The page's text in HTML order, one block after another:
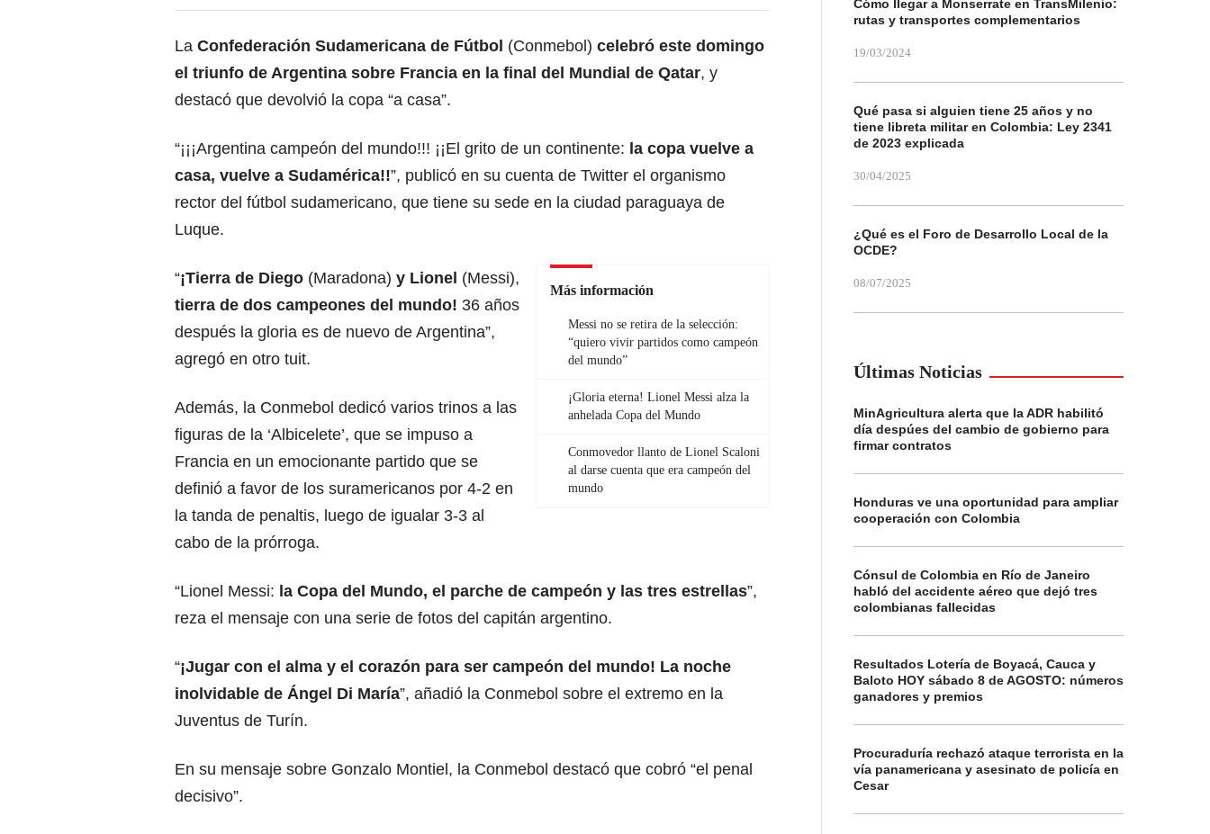
La Confederación Sudamericana de Fútbol (Conmebol) celebró este domingo
el triunfo de Argentina sobre Francia en la final del Mundial de Qatar, y
destacó que devolvió la copa “a casa”.
“¡¡¡Argentina campeón del mundo!!! ¡¡El grito de un continente: la copa vuelve a
casa, vuelve a Sudamérica!!”, publicó en su cuenta de Twitter el organismo
rector del fútbol sudamericano, que tiene su sede en la ciudad paraguaya de
Luque.
Más información
Messi no se retira de la selección:
“quiero vivir partidos como campeón
del mundo”
¡Gloria eterna! Lionel Messi alza la
anhelada Copa del Mundo
Conmovedor llanto de Lionel Scaloni
al darse cuenta que era campeón del
mundo
“¡Tierra de Diego (Maradona) y Lionel (Messi),
tierra de dos campeones del mundo! 36 años
después la gloria es de nuevo de Argentina”,
agregó en otro tuit.
Además, la Conmebol dedicó varios trinos a las
figuras de la ‘Albicelete’, que se impuso a
Francia en un emocionante partido que se
definió a favor de los suramericanos por 4-2 en
la tanda de penaltis, luego de igualar 3-3 al
cabo de la prórroga.
“Lionel Messi: la Copa del Mundo, el parche de campeón y las tres estrellas”,
reza el mensaje con una serie de fotos del capitán argentino.
“¡Jugar con el alma y el corazón para ser campeón del mundo! La noche
inolvidable de Ángel Di María”, añadió la Conmebol sobre el extremo en la
Juventus de Turín.
En su mensaje sobre Gonzalo Montiel, la Conmebol destacó que cobró “el penal
decisivo”.
Cómo llegar a Monserrate en TransMilenio:
rutas y transportes complementarios
19/03/2024
Qué pasa si alguien tiene 25 años y no
tiene libreta militar en Colombia: Ley 2341
de 2023 explicada
30/04/2025
¿Qué es el Foro de Desarrollo Local de la
OCDE?
08/07/2025
Últimas Noticias
MinAgricultura alerta que la ADR habilitó
día despúes del cambio de gobierno para
firmar contratos
Honduras ve una oportunidad para ampliar
cooperación con Colombia
Cónsul de Colombia en Río de Janeiro
habló del accidente aéreo que dejó tres
colombianas fallecidas
Resultados Lotería de Boyacá, Cauca y
Baloto HOY sábado 8 de AGOSTO: números
ganadores y premios
Procuraduría rechazó ataque terrorista en la
vía panamericana y asesinato de policía en
Cesar